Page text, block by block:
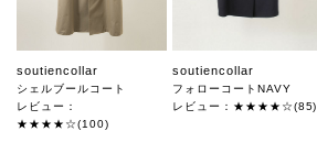
soutiencollar
シェルブールコート
レビュー：
★★★★☆(100)
soutiencollar
フォローコートNAVY
レビュー：★★★★☆(85)